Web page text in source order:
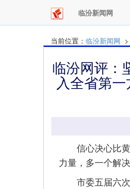
临汾新闻网
当前位置： 临汾新闻网 >
临汾网评：
入全省第
信心决心比黄
力量，多一个解
市委五届六次